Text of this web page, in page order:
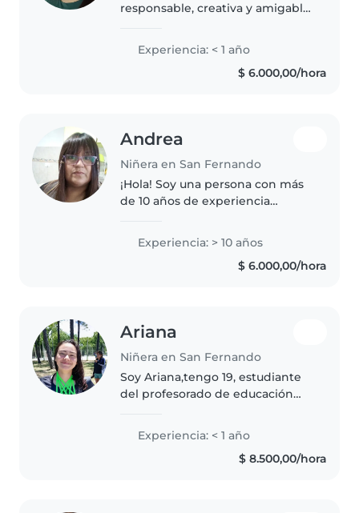
responsable, creativa y amigable,
el cuidado de niños, tengo
experiencia con niños de todas
las edades, desde bebés hasta
Experiencia: < 1 año
$ 6.000,00/hora
Andrea
Niñera en San Fernando
¡Hola! Soy una persona con más
de 10 años de experiencia
y niños en edad escolar. Me
encanta dibujar, leer cuentos,
tocar música y jugar con los
Experiencia: > 10 años
$ 6.000,00/hora
Ariana
Niñera en San Fernando
Soy Ariana,tengo 19, estudiante
del profesorado de educación
asistente terapeutico. soy muy
activa practico deporte me
encanta cocinar y hacer
Experiencia: < 1 año
$ 8.500,00/hora